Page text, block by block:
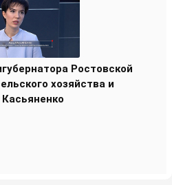
Ростовской
хозяйства и